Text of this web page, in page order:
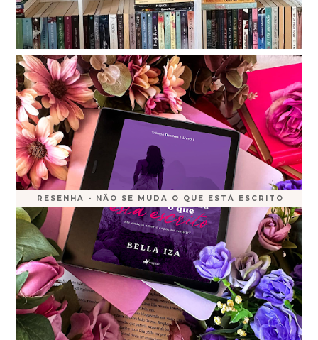
RESENHA - NÃO SE MUDA O QUE ESTÁ ESCRITO